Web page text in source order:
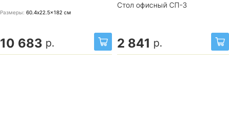
Размеры: 60.4x22.5x182 см
10 683 р.
Стол офисный СП-3
2 841 р.